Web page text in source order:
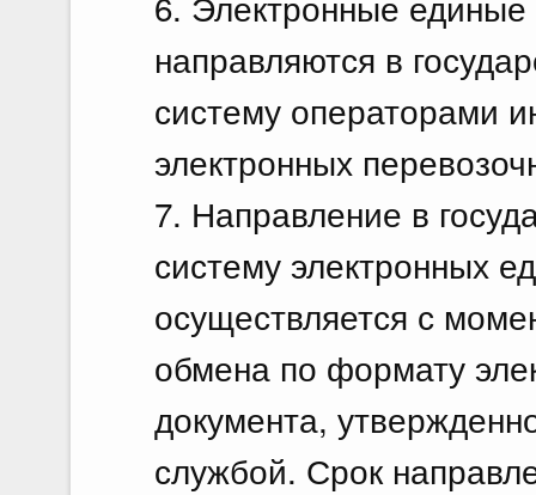
направляются в
систему операторами
электронных
7. Направление в
систему электронных
осуществляется с
обмена по формату
документа,
службой. Срок